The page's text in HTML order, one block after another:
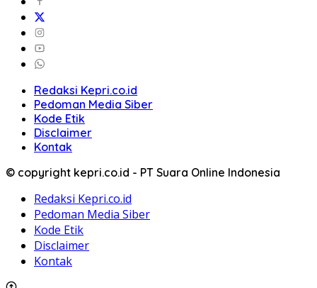
Redaksi Kepri.co.id
Pedoman Media Siber
Kode Etik
Disclaimer
Kontak
© copyright kepri.co.id - PT Suara Online Indonesia
Redaksi Kepri.co.id
Pedoman Media Siber
Kode Etik
Disclaimer
Kontak